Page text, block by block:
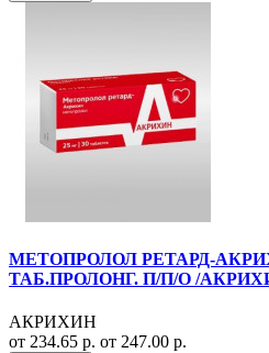
МЕТОПРОЛОЛ РЕТАРД-
ТАБ.ПРОЛОНГ. П/П/О /
АКРИХИН
от 234.65 р. от 247.00 р.